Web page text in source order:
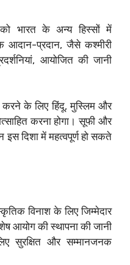
भारत के अन्य हिस्सों में
आदान-प्रदान, जैसे कश्मीरी
आयोजित की जानी
करने के लिए हिंदू, मुस्लिम और
करना होगा। सूफी और
दिशा में महत्वपूर्ण हो सकते
विनाश के लिए जिम्मेदार
आयोग की स्थापना की जानी
सुरक्षित और सम्मानजनक